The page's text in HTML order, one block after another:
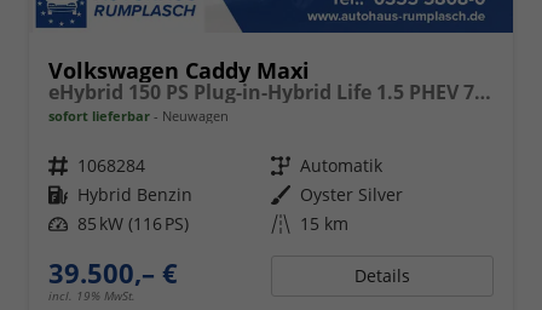
Volkswagen Caddy Maxi
eHybrid 150 PS Plug-in-Hybrid Life 1.5 PHEV 7 Sitze DSG
sofort lieferbar Neuwagen
Fahrzeugnr. 1068284 Getriebe Automatik
Kraftstoff Hybrid Benzin Außenfarbe Oyster Silver
Leistung 85 kW (116 PS) Kilometerstand 15 km
39.500,– €
incl. 19% MwSt.
Details